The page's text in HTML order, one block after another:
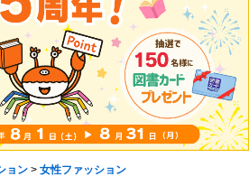
ョン> 女性ファッション